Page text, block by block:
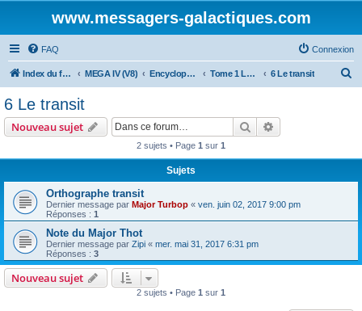
www.messagers-galactiques.com
FAQ Connexion
Index du forum MEGA IV (V8) Encyclopédie (V8) Tome 1 La Guilde 6 Le transit
6 Le transit
Nouveau sujet Rechercher
2 sujets • Page 1 sur 1
Sujets
Orthographe transit
Dernier message par Major Turbop « ven. juin 02, 2017 9:00 pm
Réponses : 1
Note du Major Thot
Dernier message par Zipi « mer. mai 31, 2017 6:31 pm
Réponses : 3
Nouveau sujet
2 sujets • Page 1 sur 1